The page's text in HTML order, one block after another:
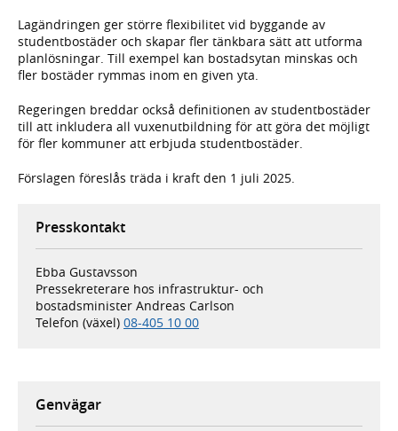
Lagändringen ger större flexibilitet vid byggande av
studentbostäder och skapar fler tänkbara sätt att utforma
planlösningar. Till exempel kan bostadsytan minskas och
fler bostäder rymmas inom en given yta.
Regeringen breddar också definitionen av studentbostäder
till att inkludera all vuxenutbildning för att göra det möjligt
för fler kommuner att erbjuda studentbostäder.
Förslagen föreslås träda i kraft den 1 juli 2025.
Presskontakt
Ebba Gustavsson
Pressekreterare hos infrastruktur- och
bostadsminister Andreas Carlson
Telefon (växel) 08-405 10 00
Genvägar